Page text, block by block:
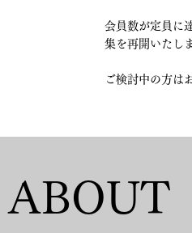
会員数が定員に
集を再開いたしま
ご検討中の方は
ABOUT